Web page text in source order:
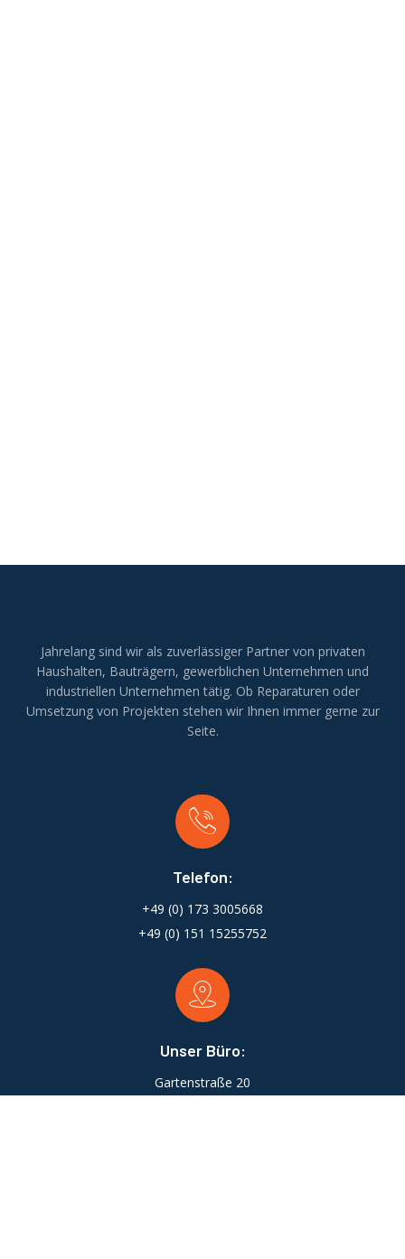
Jahrelang sind wir als zuverlässiger Partner von privaten
Haushalten, Bauträgern, gewerblichen Unternehmen und
industriellen Unternehmen tätig. Ob Reparaturen oder
Umsetzung von Projekten stehen wir Ihnen immer gerne zur
Seite.
Telefon:
+49 (0) 173 3005668
+49 (0) 151 15255752
Unser Büro:
Gartenstraße 20